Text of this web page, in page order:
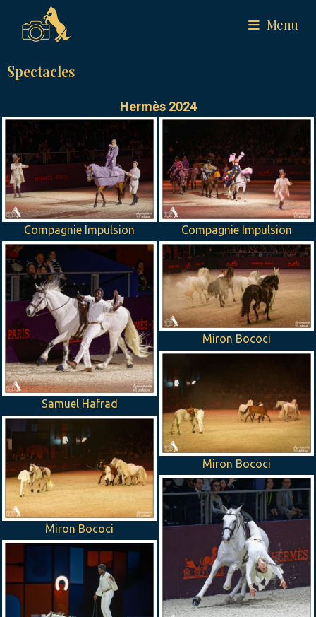
Menu
Spectacles
Hermès 2024
Compagnie Impulsion Compagnie Impulsion
Samuel Hafrad
Miron Bococi
Miron Bococi
Miron Bococi